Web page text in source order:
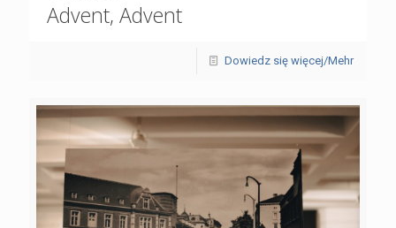
Advent, Advent
Dowiedz się więcej/Mehr